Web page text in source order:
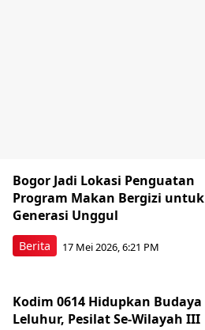
Berita
Bogor Jadi Lokasi Penguatan
Program Makan Bergizi untuk
Generasi Unggul
17 Mei 2026, 6:21 PM
Kodim 0614 Hidupkan Budaya
Leluhur, Pesilat Se-Wilayah III